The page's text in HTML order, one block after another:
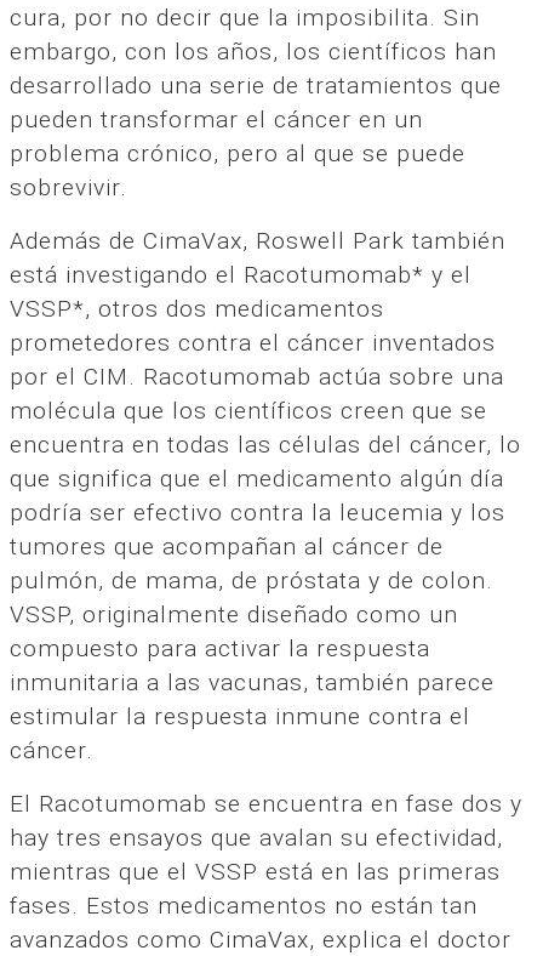
cura, por no decir que la imposibilita. Sin
embargo, con los años, los científicos han
desarrollado una serie de tratamientos que
pueden transformar el cáncer en un
problema crónico, pero al que se puede
sobrevivir.
Además de CimaVax, Roswell Park también
está investigando el Racotumomab* y el
VSSP*, otros dos medicamentos
prometedores contra el cáncer inventados
por el CIM. Racotumomab actúa sobre una
molécula que los científicos creen que se
encuentra en todas las células del cáncer, lo
que significa que el medicamento algún día
podría ser efectivo contra la leucemia y los
tumores que acompañan al cáncer de
pulmón, de mama, de próstata y de colon.
VSSP, originalmente diseñado como un
compuesto para activar la respuesta
inmunitaria a las vacunas, también parece
estimular la respuesta inmune contra el
cáncer.
El Racotumomab se encuentra en fase dos y
hay tres ensayos que avalan su efectividad,
mientras que el VSSP está en las primeras
fases. Estos medicamentos no están tan
avanzados como CimaVax, explica el doctor